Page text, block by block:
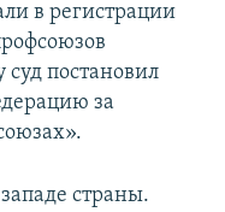
в регистрации
постановил
за
страны.